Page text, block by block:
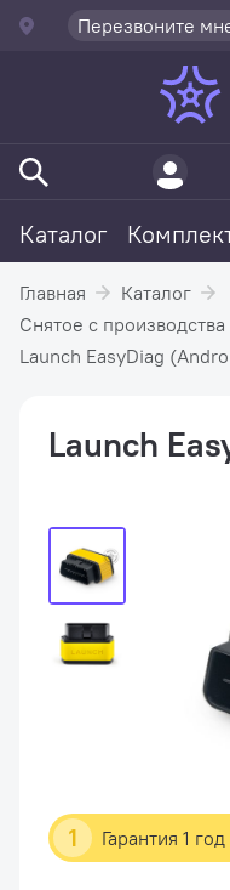
Перезвоните
Каталог
Главная
Каталог
Снятое с
Launch EasyDiag
1 Гарантия 1 год
Launch